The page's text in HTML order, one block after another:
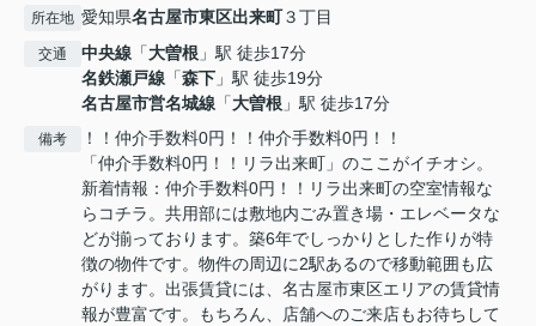
所在地 愛知県名古屋市東区出来町３丁目
交通 中央線 「大曽根 」駅 徒歩17分
名鉄瀬戸線 「森下 」駅 徒歩19分
名古屋市営名城線 「大曽根 」駅 徒歩17分
備考
！！仲介手数料0円！！仲介手数料0円！！
「仲介手数料0円！！リラ出来町」のここがイチオシ。
新着情報：仲介手数料0円！！リラ出来町の空室情報な
らコチラ。共用部には敷地内ごみ置き場・エレベータな
どが揃っております。築6年でしっかりとした作りが特
徴の物件です。物件の周辺に2駅あるので移動範囲も広
がります。出張賃貸には、名古屋市東区エリアの賃貸情
報が豊富です。もちろん、店舗へのご来店もお待ちして